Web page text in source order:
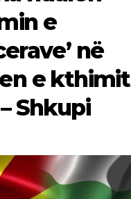
e
në
e kthimit
Shkupi